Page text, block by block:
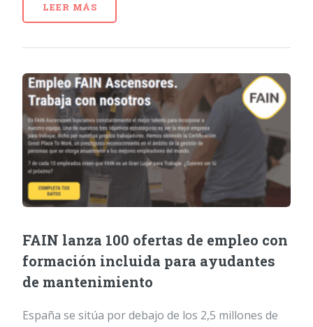
LEER MÁS
FAIN lanza 100 ofertas de empleo con
formación incluida para ayudantes
de mantenimiento
España se sitúa por debajo de los 2,5 millones de